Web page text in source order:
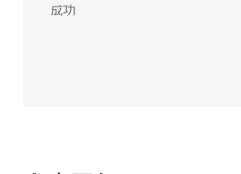
成功